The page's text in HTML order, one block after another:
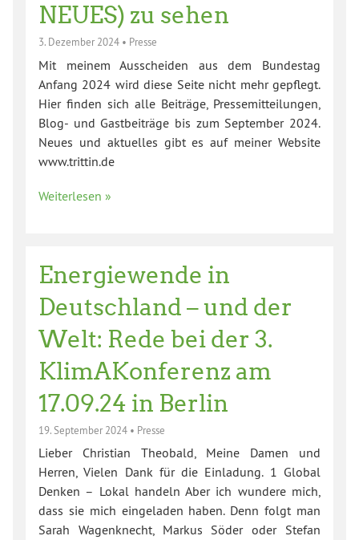
NEUES) zu sehen
3. Dezember 2024 • Presse
Mit meinem Ausscheiden aus dem Bundestag
Anfang 2024 wird diese Seite nicht mehr gepflegt.
Hier finden sich alle Beiträge, Pressemitteilungen,
Blog- und Gastbeiträge bis zum September 2024.
Neues und aktuelles gibt es auf meiner Website
www.trittin.de
Weiterlesen »
Energiewende in
Deutschland – und der
Welt: Rede bei der 3.
KlimAKonferenz am
17.09.24 in Berlin
19. September 2024 • Presse
Lieber Christian Theobald, Meine Damen und
Herren, Vielen Dank für die Einladung. 1 Global
Denken – Lokal handeln Aber ich wundere mich,
dass sie mich eingeladen haben. Denn folgt man
Sarah Wagenknecht, Markus Söder oder Stefan